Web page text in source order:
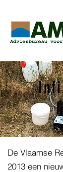
De Vlaamse
2013 een